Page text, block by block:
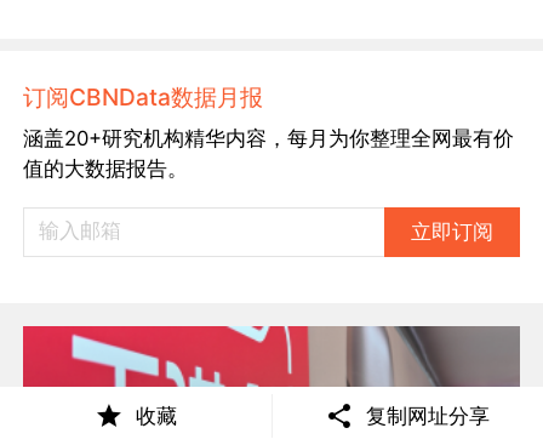
订阅CBNData数据月报
涵盖20+研究机构精华内容，每月为你整理全网最有价
值的大数据报告。
立即订阅
收藏 复制网址分享